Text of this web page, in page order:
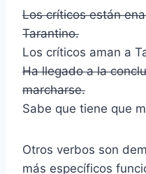
Los críticos están
Tarantino.
Los críticos aman a
Ha llegado a la
marcharse.
Sabe que tiene que
Otros verbos son
más específicos